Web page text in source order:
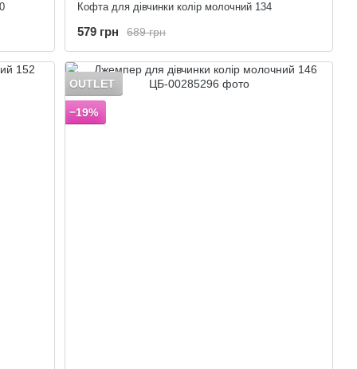
Кофта для дівчинки колір молочний 134
689 грн
579 грн
OUTLET
−19%